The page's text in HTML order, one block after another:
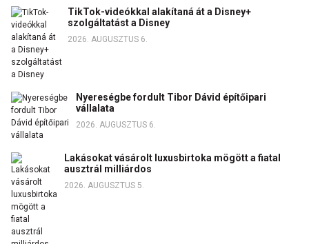
TikTok-videókkal alakítaná át a Disney+
szolgáltatást a Disney
2026. AUGUSZTUS 6.
Nyereségbe fordult Tibor Dávid építőipari
vállalata
2026. AUGUSZTUS 6.
Lakásokat vásárolt luxusbirtoka mögött a fiatal
ausztrál milliárdos
2026. AUGUSZTUS 5.